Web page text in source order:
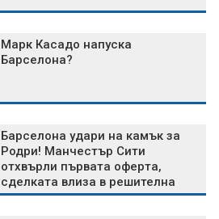
Марк Касадо напуска
Барселона?
Барселона удари на камък за
Родри! Манчестър Сити
отхвърли първата оферта,
сделката влиза в решителна
фаза